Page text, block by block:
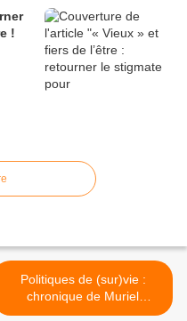
!
Politiques de (sur)vie :
chronique de Muriel
Boulmier >